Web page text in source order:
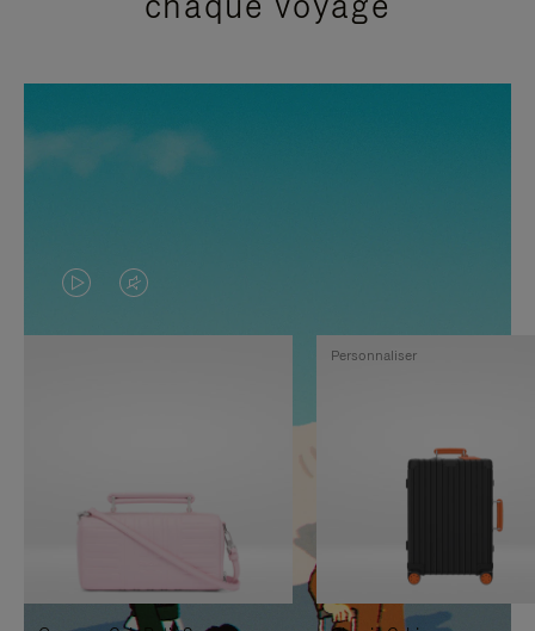
LA
VIDÉO
PAUSE,
APPUYEZ
SUR
LE
SON
DÉSACTIVÉ.
VEUILLEZ
Personnaliser